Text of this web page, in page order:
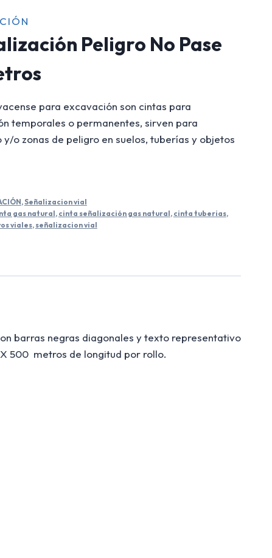
Peligro No Pase
para excavación son cintas para
temporales o permanentes, sirven para
o zonas de peligro en suelos, tuberías y objetos
,Señalizacion vial
gas natural, cinta señalización gas natural, cinta tuberias,
viales, señalizacion vial
barras negras diagonales y texto representativo
500 metros de longitud por rollo.